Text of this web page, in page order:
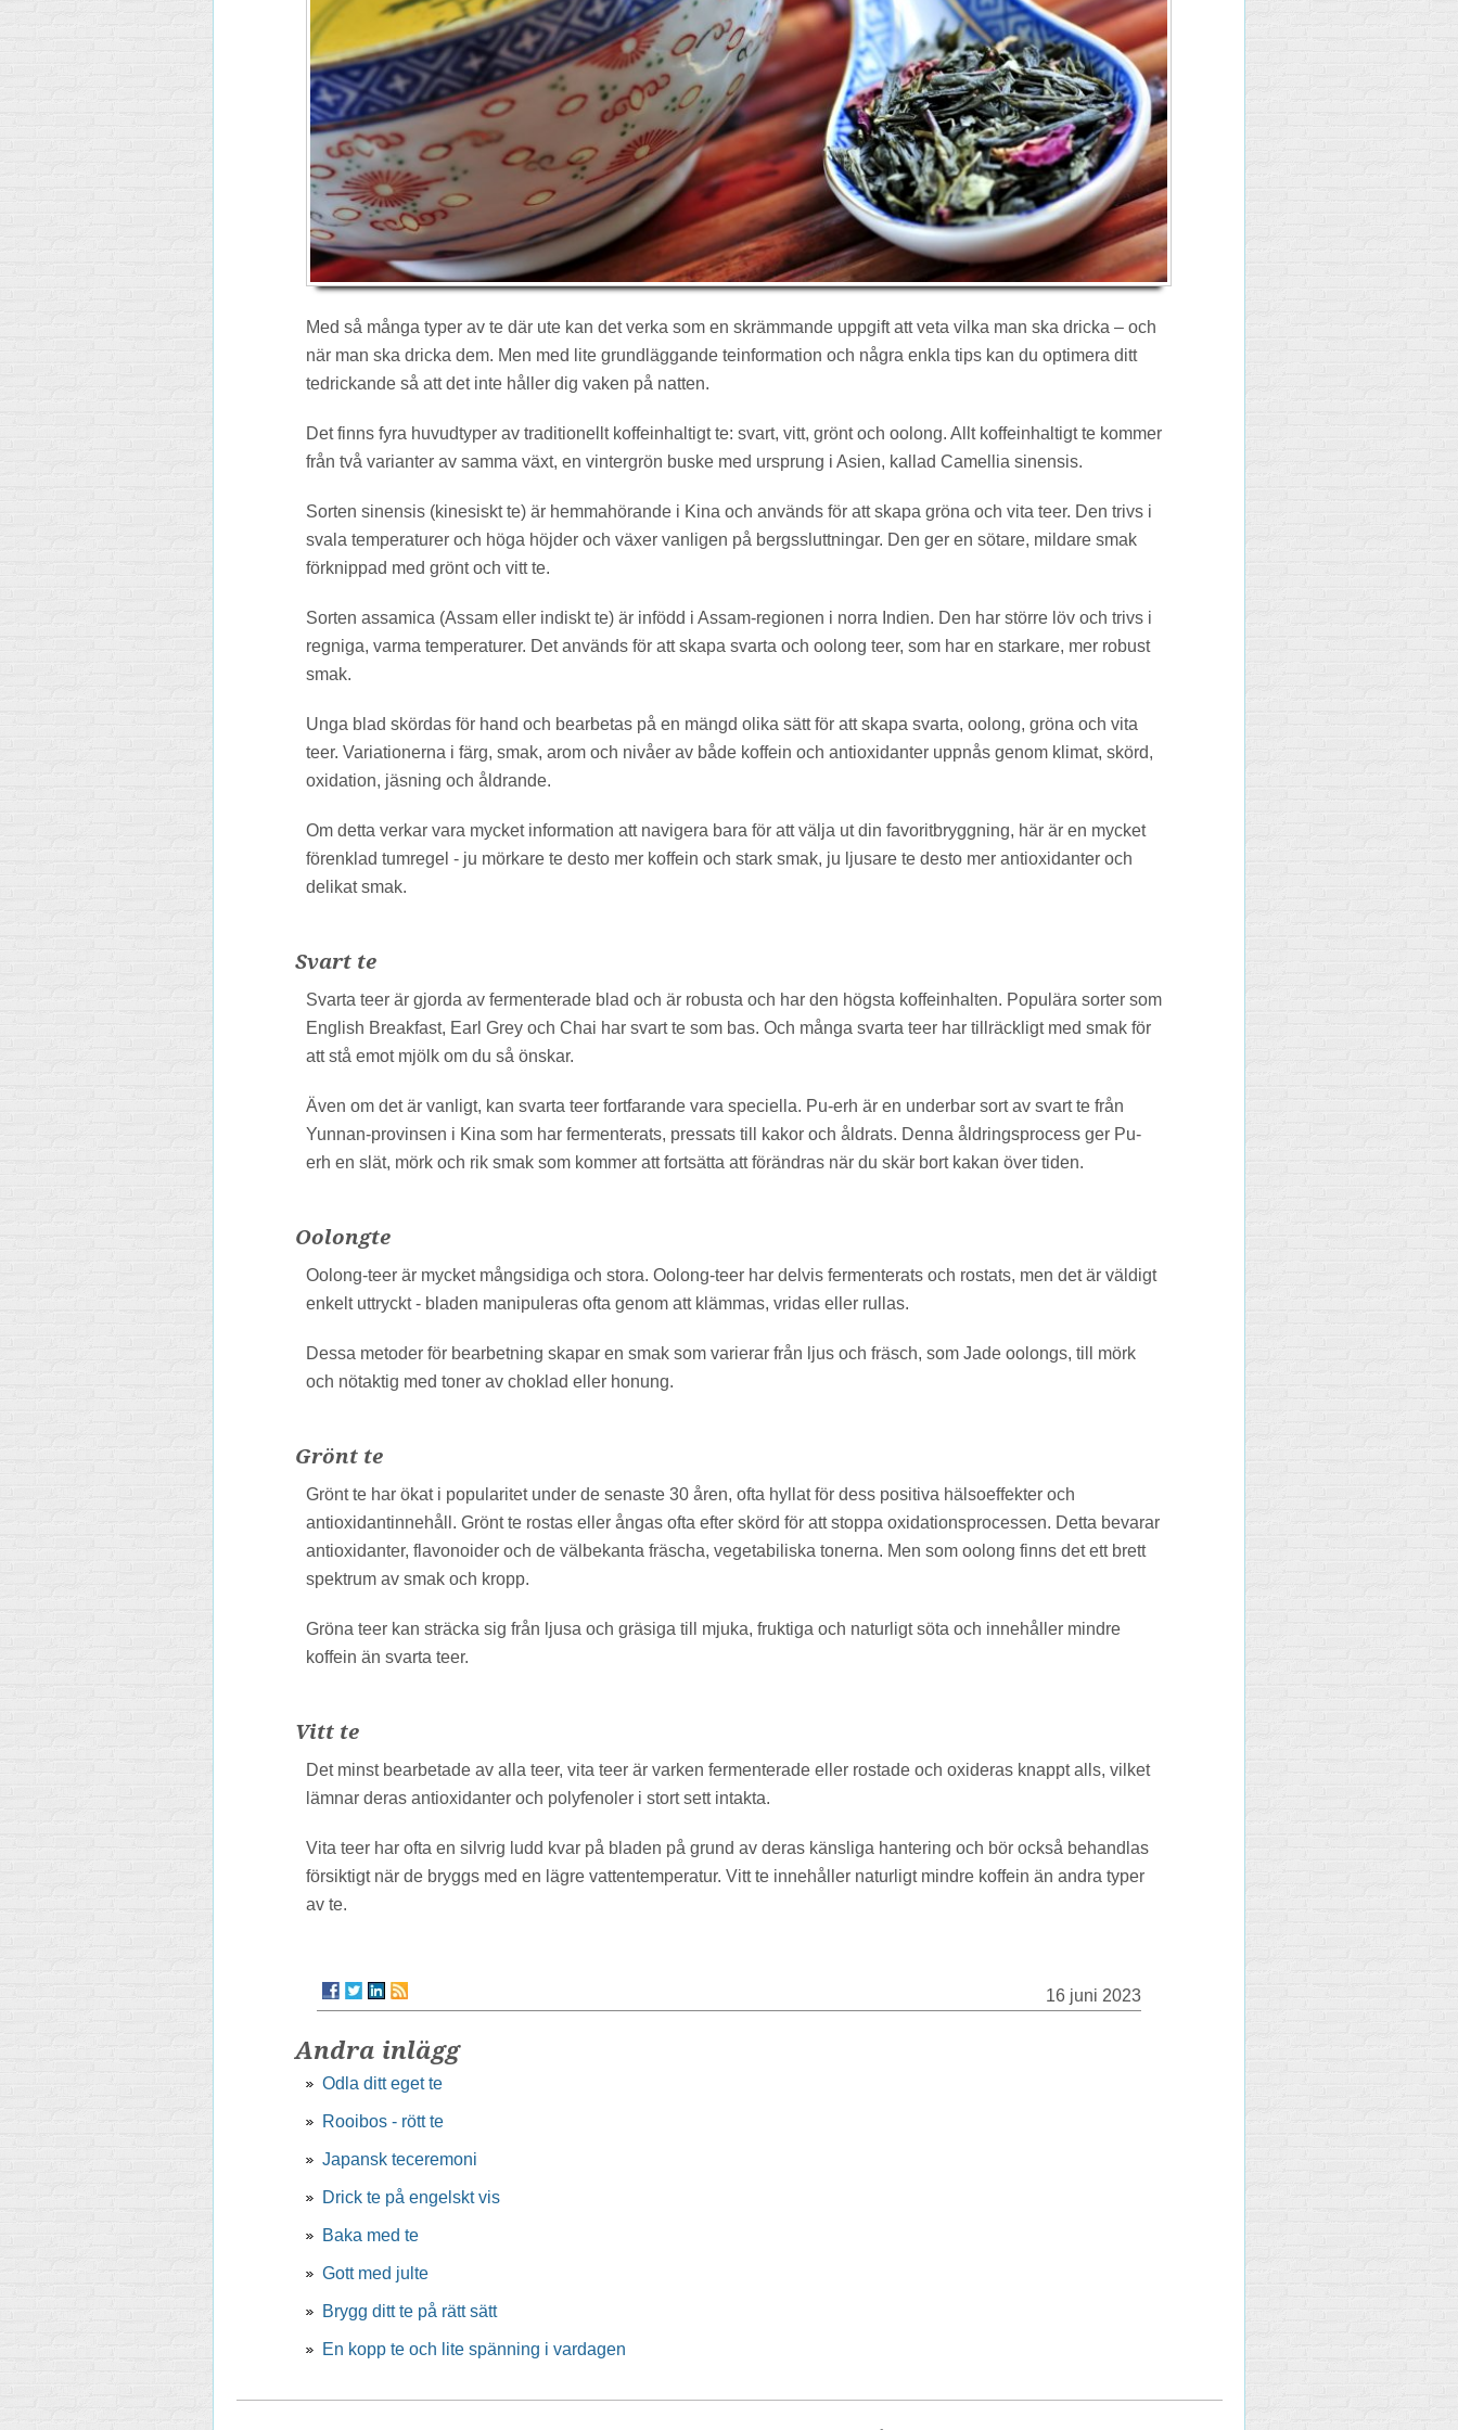
Med så många typer av te där ute kan det verka som en skrämmande uppgift att veta vilka man ska dricka – och
när man ska dricka dem. Men med lite grundläggande teinformation och några enkla tips kan du optimera ditt
tedrickande så att det inte håller dig vaken på natten.
Det finns fyra huvudtyper av traditionellt koffeinhaltigt te: svart, vitt, grönt och oolong. Allt koffeinhaltigt te kommer
från två varianter av samma växt, en vintergrön buske med ursprung i Asien, kallad Camellia sinensis.
Sorten sinensis (kinesiskt te) är hemmahörande i Kina och används för att skapa gröna och vita teer. Den trivs i
svala temperaturer och höga höjder och växer vanligen på bergssluttningar. Den ger en sötare, mildare smak
förknippad med grönt och vitt te.
Sorten assamica (Assam eller indiskt te) är infödd i Assam-regionen i norra Indien. Den har större löv och trivs i
regniga, varma temperaturer. Det används för att skapa svarta och oolong teer, som har en starkare, mer robust
smak.
Unga blad skördas för hand och bearbetas på en mängd olika sätt för att skapa svarta, oolong, gröna och vita
teer. Variationerna i färg, smak, arom och nivåer av både koffein och antioxidanter uppnås genom klimat, skörd,
oxidation, jäsning och åldrande.
Om detta verkar vara mycket information att navigera bara för att välja ut din favoritbryggning, här är en mycket
förenklad tumregel - ju mörkare te desto mer koffein och stark smak, ju ljusare te desto mer antioxidanter och
delikat smak.
Svart te
Svarta teer är gjorda av fermenterade blad och är robusta och har den högsta koffeinhalten. Populära sorter som
English Breakfast, Earl Grey och Chai har svart te som bas. Och många svarta teer har tillräckligt med smak för
att stå emot mjölk om du så önskar.
Även om det är vanligt, kan svarta teer fortfarande vara speciella. Pu-erh är en underbar sort av svart te från
Yunnan-provinsen i Kina som har fermenterats, pressats till kakor och åldrats. Denna åldringsprocess ger Pu-
erh en slät, mörk och rik smak som kommer att fortsätta att förändras när du skär bort kakan över tiden.
Oolongte
Oolong-teer är mycket mångsidiga och stora. Oolong-teer har delvis fermenterats och rostats, men det är väldigt
enkelt uttryckt - bladen manipuleras ofta genom att klämmas, vridas eller rullas.
Dessa metoder för bearbetning skapar en smak som varierar från ljus och fräsch, som Jade oolongs, till mörk
och nötaktig med toner av choklad eller honung.
Grönt te
Grönt te har ökat i popularitet under de senaste 30 åren, ofta hyllat för dess positiva hälsoeffekter och
antioxidantinnehåll. Grönt te rostas eller ångas ofta efter skörd för att stoppa oxidationsprocessen. Detta bevarar
antioxidanter, flavonoider och de välbekanta fräscha, vegetabiliska tonerna. Men som oolong finns det ett brett
spektrum av smak och kropp.
Gröna teer kan sträcka sig från ljusa och gräsiga till mjuka, fruktiga och naturligt söta och innehåller mindre
koffein än svarta teer.
Vitt te
Det minst bearbetade av alla teer, vita teer är varken fermenterade eller rostade och oxideras knappt alls, vilket
lämnar deras antioxidanter och polyfenoler i stort sett intakta.
Vita teer har ofta en silvrig ludd kvar på bladen på grund av deras känsliga hantering och bör också behandlas
försiktigt när de bryggs med en lägre vattentemperatur. Vitt te innehåller naturligt mindre koffein än andra typer
av te.
16 juni 2023
Andra inlägg
Odla ditt eget te
Rooibos - rött te
Japansk teceremoni
Drick te på engelskt vis
Baka med te
Gott med julte
Brygg ditt te på rätt sätt
En kopp te och lite spänning i vardagen